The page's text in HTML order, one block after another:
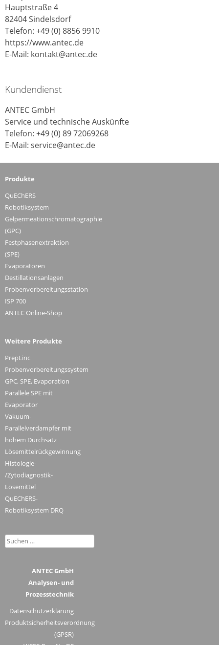
Hauptstraße 4
82404 Sindelsdorf
Telefon: +49 (0) 8856 9910
https://www.antec.de
E-Mail: kontakt@antec.de
Kundendienst
ANTEC GmbH
Service und technische Auskünfte
Telefon: +49 (0) 89 72069268
E-Mail: service@antec.de
Produkte
QuEChERS
Robotiksystem
Gelpermeationschromatographie
(GPC)
Festphasenextraktion
(SPE)
Evaporatoren
Destillationsanlagen
Probenvorbereitungsstation
ISP 700
ANTEC Online-Shop
Weitere Produkte
PrepLinc
Probenvorbereitungssystem
GPC, SPE, Evaporation
Parallele SPE mit
Evaporator
Vakuum-
Parallelverdampfer mit
hohem Durchsatz
Lösemittelrückgewinnung
Histologie-
/Zytodiagnostik-
Lösemittel
QuEChERS-
Robotiksystem DRQ
Suchen
ANTEC GmbH
Analysen- und
Prozesstechnik
Datenschutzerklärung
Produktsicherheitsverordnung
(GPSR)